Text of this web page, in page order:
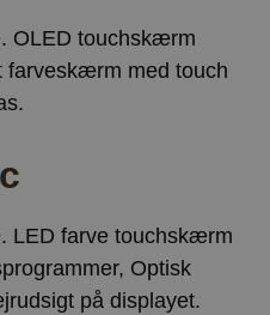
OLED touchskærm
farveskærm med touch
LED farve touchskærm
Optisk
på displayet.